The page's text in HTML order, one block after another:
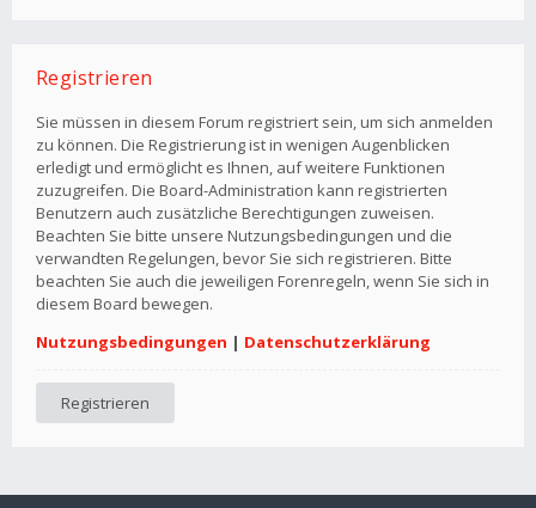
Registrieren
Sie müssen in diesem Forum registriert sein, um sich anmelden
zu können. Die Registrierung ist in wenigen Augenblicken
erledigt und ermöglicht es Ihnen, auf weitere Funktionen
zuzugreifen. Die Board-Administration kann registrierten
Benutzern auch zusätzliche Berechtigungen zuweisen.
Beachten Sie bitte unsere Nutzungsbedingungen und die
verwandten Regelungen, bevor Sie sich registrieren. Bitte
beachten Sie auch die jeweiligen Forenregeln, wenn Sie sich in
diesem Board bewegen.
Nutzungsbedingungen | Datenschutzerklärung
Registrieren